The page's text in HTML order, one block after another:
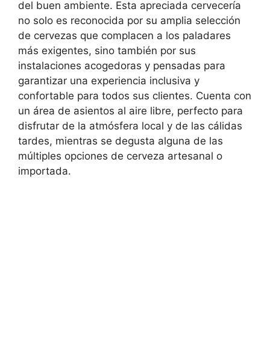
del buen ambiente. Esta apreciada cervecería
no solo es reconocida por su amplia selección
de cervezas que complacen a los paladares
más exigentes, sino también por sus
instalaciones acogedoras y pensadas para
garantizar una experiencia inclusiva y
confortable para todos sus clientes. Cuenta con
un área de asientos al aire libre, perfecto para
disfrutar de la atmósfera local y de las cálidas
tardes, mientras se degusta alguna de las
múltiples opciones de cerveza artesanal o
importada.